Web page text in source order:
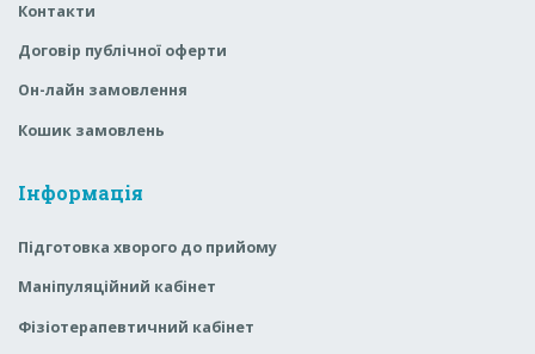
Контакти
Договір публічної оферти
Он-лайн замовлення
Кошик замовлень
Інформація
Підготовка хворого до прийому
Маніпуляційний кабінет
Фізіотерапевтичний кабінет